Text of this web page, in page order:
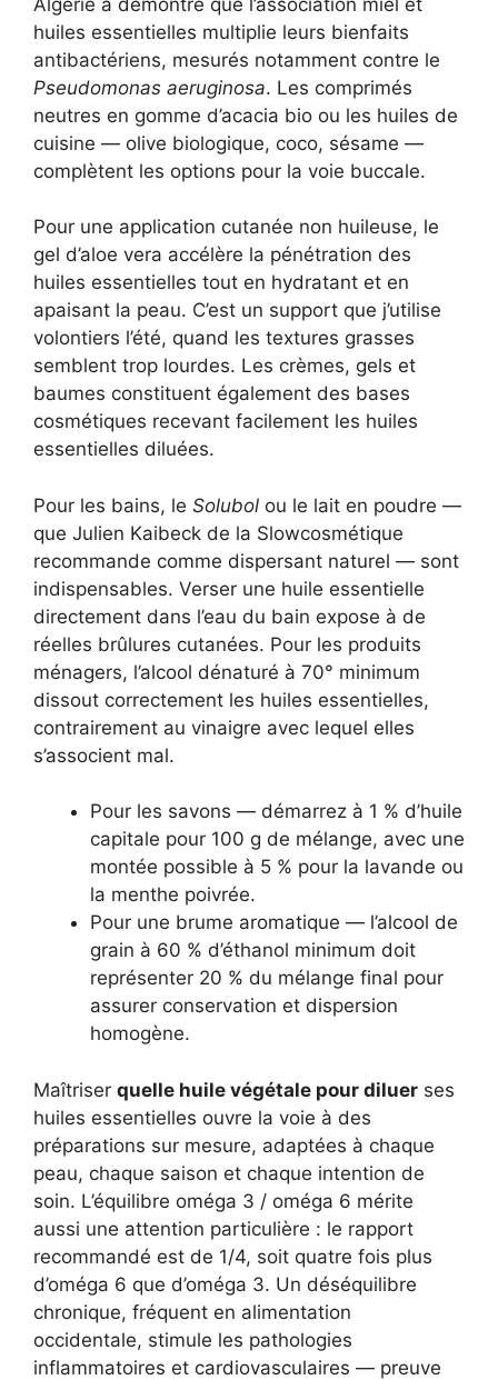
huiles essentielles multiplie leurs bienfaits
antibactériens, mesurés notamment contre le
Pseudomonas aeruginosa. Les comprimés
neutres en gomme d’acacia bio ou les huiles de
cuisine — olive biologique, coco, sésame —
complètent les options pour la voie buccale.
Pour une application cutanée non huileuse, le
gel d’aloe vera accélère la pénétration des
huiles essentielles tout en hydratant et en
apaisant la peau. C’est un support que j’utilise
volontiers l’été, quand les textures grasses
semblent trop lourdes. Les crèmes, gels et
baumes constituent également des bases
cosmétiques recevant facilement les huiles
essentielles diluées.
Pour les bains, le Solubol ou le lait en poudre —
que Julien Kaibeck de la Slowcosmétique
recommande comme dispersant naturel — sont
indispensables. Verser une huile essentielle
directement dans l’eau du bain expose à de
réelles brûlures cutanées. Pour les produits
ménagers, l’alcool dénaturé à 70° minimum
dissout correctement les huiles essentielles,
contrairement au vinaigre avec lequel elles
s’associent mal.
Pour les savons — démarrez à 1 % d’huile
capitale pour 100 g de mélange, avec une
montée possible à 5 % pour la lavande ou
la menthe poivrée.
Pour une brume aromatique — l’alcool de
grain à 60 % d’éthanol minimum doit
représenter 20 % du mélange final pour
assurer conservation et dispersion
homogène.
Maîtriser quelle huile végétale pour diluer ses
huiles essentielles ouvre la voie à des
préparations sur mesure, adaptées à chaque
peau, chaque saison et chaque intention de
soin. L’équilibre oméga 3 / oméga 6 mérite
aussi une attention particulière : le rapport
recommandé est de 1/4, soit quatre fois plus
d’oméga 6 que d’oméga 3. Un déséquilibre
chronique, fréquent en alimentation
occidentale, stimule les pathologies
inflammatoires et cardiovasculaires — preuve